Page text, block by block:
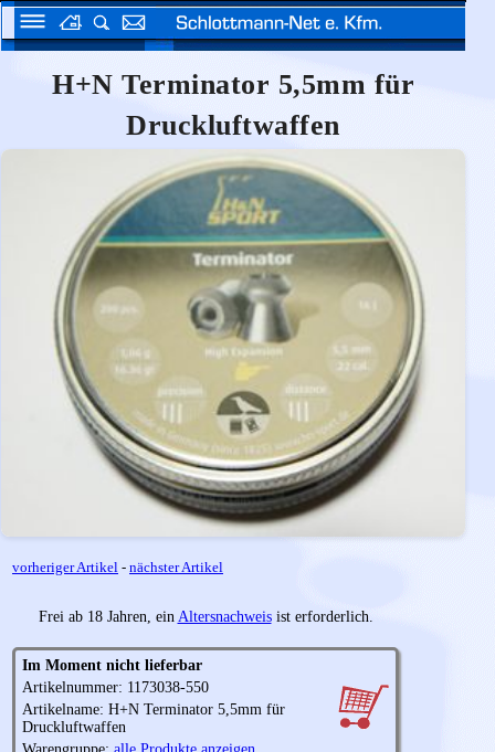
H+N Terminator 5,5mm für
Druckluftwaffen
vorheriger Artikel - nächster Artikel
Frei ab 18 Jahren, ein Altersnachweisist erforderlich.
Im Moment nicht lieferbar
Artikelnummer: 1173038-550
Artikelname: H+N Terminator 5,5mm für
Druckluftwaffen